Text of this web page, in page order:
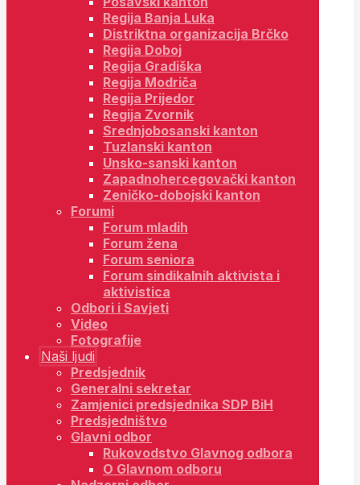
Regija Banja Luka
Distriktna organizacija Brčko
Regija Doboj
Regija Gradiška
Regija Modriča
Regija Prijedor
Regija Zvornik
Srednjobosanski kanton
Tuzlanski kanton
Unsko-sanski kanton
Zapadnohercegovački kanton
Zeničko-dobojski kanton
Forumi
Forum mladih
Forum žena
Forum seniora
Forum sindikalnih aktivista i
aktivistica
Odbori i Savjeti
Video
Fotografije
Naši ljudi
Predsjednik
Generalni sekretar
Zamjenici predsjednika SDP BiH
Predsjedništvo
Glavni odbor
Rukovodstvo Glavnog odbora
O Glavnom odboru